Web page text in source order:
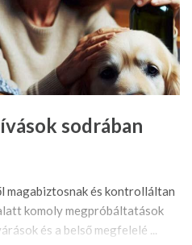
sodrában
magabiztosnak és kontrolláltan
komoly megpróbáltatások
és a belső megfelelé ...